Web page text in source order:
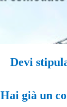
Devi
Hai già un